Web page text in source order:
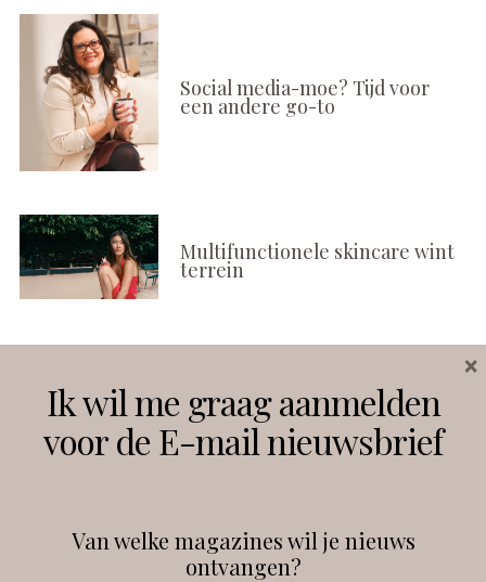
Social media-moe? Tijd voor
een andere go-to
Multifunctionele skincare wint
terrein
Instagram Facebook
Ik wil me graag aanmelden
voor de E-mail nieuwsbrief
Van welke magazines wil je nieuws
ontvangen?
×